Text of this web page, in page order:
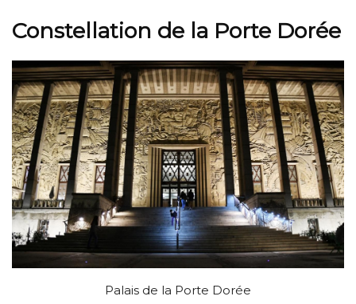
Constellation de la Porte Dorée
Palais de la Porte Dorée